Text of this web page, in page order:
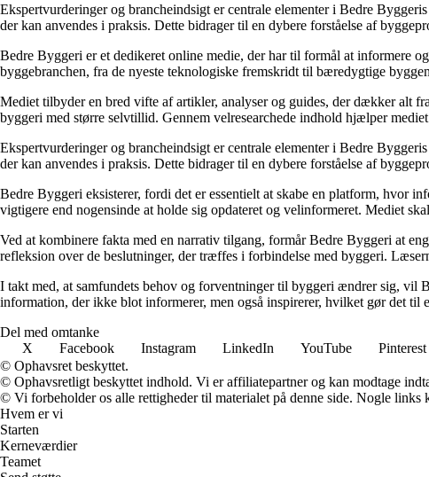
Ekspertvurderinger og brancheindsigt er centrale elementer i Bedre
der kan anvendes i praksis. Dette bidrager til en dybere forståelse af
Bedre Byggeri er et dedikeret online medie, der har til formål at informere
byggebranchen, fra de nyeste teknologiske fremskridt til bæredygtige
Mediet tilbyder en bred vifte af artikler, analyser og guides, der dækker alt
byggeri med større selvtillid. Gennem velresearchede indhold hjælper
Ekspertvurderinger og brancheindsigt er centrale elementer i Bedre
der kan anvendes i praksis. Dette bidrager til en dybere forståelse af
Bedre Byggeri eksisterer, fordi det er essentielt at skabe en platform, hvor
vigtigere end nogensinde at holde sig opdateret og velinformeret. Mediet
Ved at kombinere fakta med en narrativ tilgang, formår Bedre Byggeri at
refleksion over de beslutninger, der træffes i forbindelse med byggeri.
I takt med, at samfundets behov og forventninger til byggeri ændrer sig,
information, der ikke blot informerer, men også inspirerer, hvilket gør det til
Del med omtanke
X
Facebook Instagram LinkedIn YouTube Pinterest
© Ophavsret beskyttet.
© Ophavsretligt beskyttet indhold. Vi er affiliatepartner og kan modtage
© Vi forbeholder os alle rettigheder til materialet på denne side. Nogle
Hvem er vi
Starten
Kerneværdier
Teamet